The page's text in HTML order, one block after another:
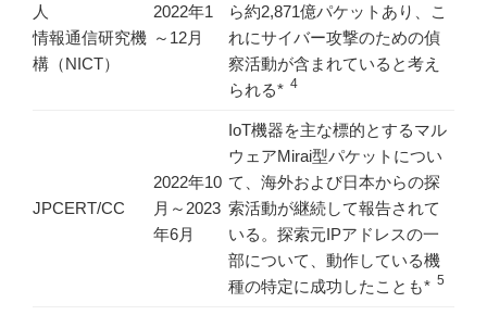
⼈
情報通信研究機
構（NICT）
2022年1
～12月
ら約2,871億パケットあり、こ
れにサイバー攻撃のための偵
察活動が含まれていると考え
られる* 4
JPCERT/CC
2022年10
月～2023
年6月
IoT機器を主な標的とするマル
ウェアMirai型パケットについ
て、海外および日本からの探
索活動が継続して報告されて
いる。探索元IPアドレスの一
部について、動作している機
種の特定に成功したことも* 5